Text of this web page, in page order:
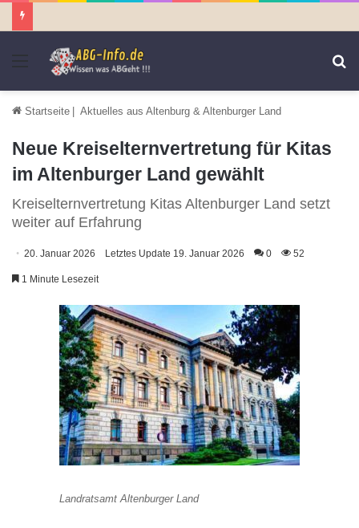
Menü
Startseite | Aktuelles aus Altenburg & Altenburger Land
Neue Kreiselternvertretung für Kitas
im Altenburger Land gewählt
Kreiselternvertretung Kitas Altenburger Land setzt
weiter auf Erfahrung
20. Januar 2026 Letztes Update 19. Januar 2026 0 52
1 Minute Lesezeit
Landratsamt Altenburger Land